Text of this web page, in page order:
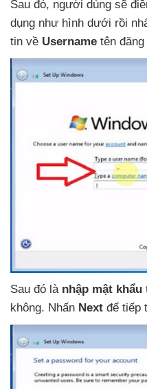
Sau đó, người dùng sẽ
dụng như hình dưới rồi
tin về Username tên đăng
Sau đó là nhập mật khẩu
không. Nhấn Next để tiếp